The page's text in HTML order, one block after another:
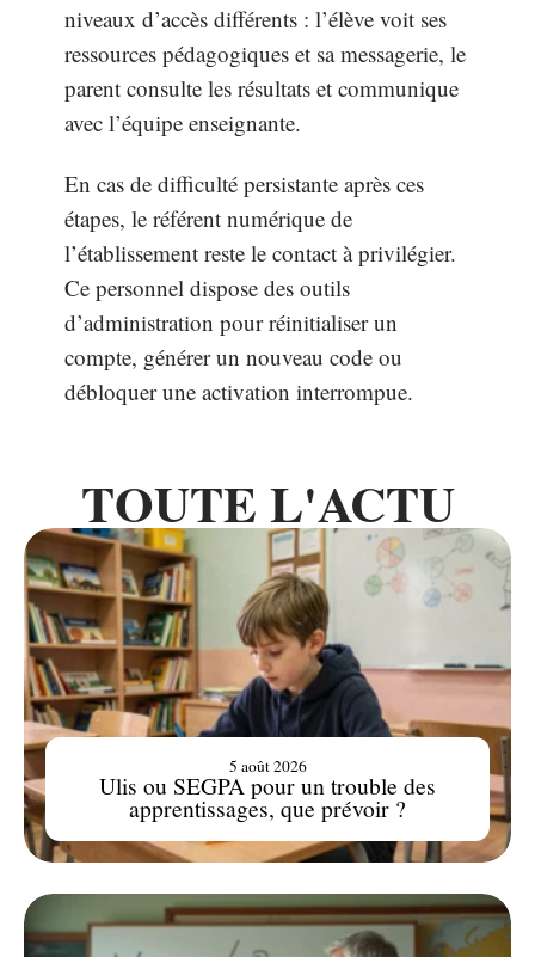
niveaux d’accès différents : l’élève voit ses
ressources pédagogiques et sa messagerie, le
parent consulte les résultats et communique
avec l’équipe enseignante.
En cas de difficulté persistante après ces
étapes, le référent numérique de
l’établissement reste le contact à privilégier.
Ce personnel dispose des outils
d’administration pour réinitialiser un
compte, générer un nouveau code ou
débloquer une activation interrompue.
TOUTE L'ACTU
Ulis ou SEGPA pour un trouble des
apprentissages, que prévoir ?
5 août 2026